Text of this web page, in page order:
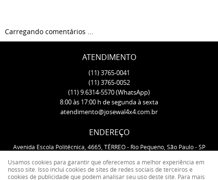
Carregando comentários ...
ATENDIMENTO
(11)3765-0041
(11)3765-0052
(11)9.6314-5570(WhatsApp)
8:00 às 17:00 h de segunda à sexta
atendimento@josewal4x4.com.br
ENDEREÇO
Avenida Escola Politécnica, 4665, TÉRREO- Rio Pequeno, São Paulo-SP
Usamos cookies para garantir que oferecemos a melhor experiência em
nosso site. Isso inclui cookies de sites de redes sociais de terceiros e
cookies de publicidade que podem analisar seu uso deste site. Para mais